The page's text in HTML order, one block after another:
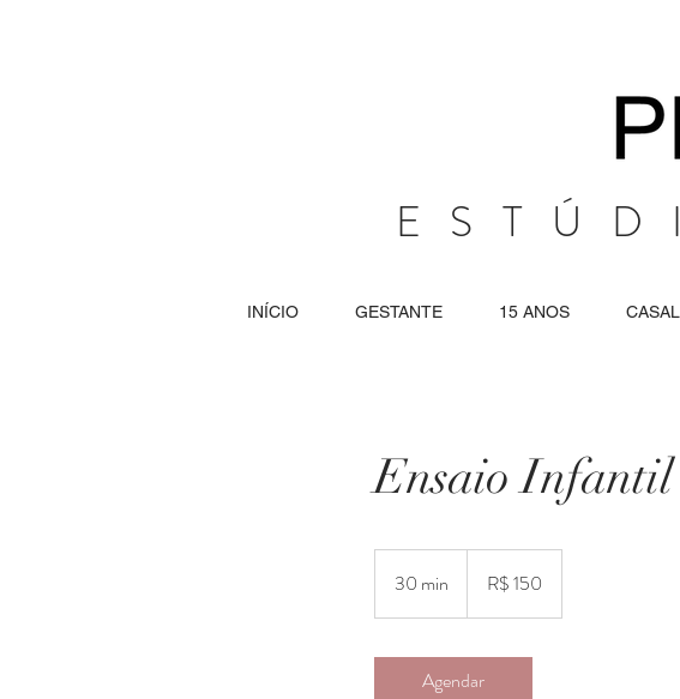
INÍCIO GESTANTE 15 ANOS CASAL
Ensaio Infantil
30 min
0
brasileiros
R$ 150
Agendar